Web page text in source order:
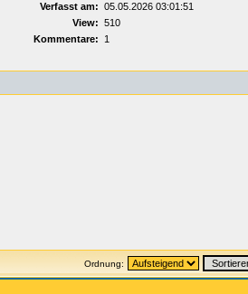
Verfasst am: 05.05.2026 03:01:51
View: 510
Kommentare:
1
Ordnung: